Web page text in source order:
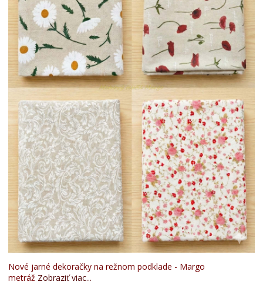
Nové jarné dekoračky na režnom podklade - Margo
metráž Zobraziť viac...